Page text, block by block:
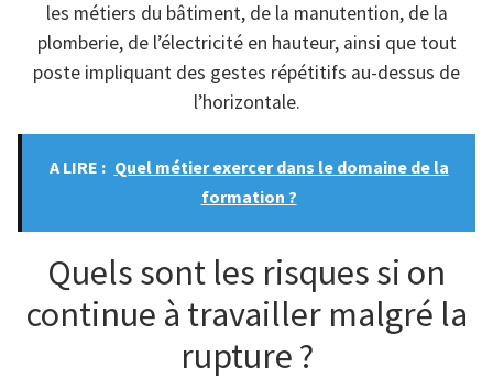
les métiers du bâtiment, de la manutention, de la
plomberie, de l’électricité en hauteur, ainsi que tout
poste impliquant des gestes répétitifs au-dessus de
l’horizontale.
A LIRE : Quel métier exercer dans le domaine de la
formation ?
Quels sont les risques si on
continue à travailler malgré la
rupture ?